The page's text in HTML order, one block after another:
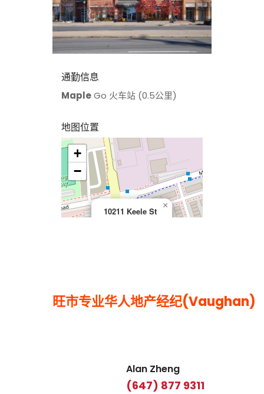
通勤信息
MapleGo 火车站 (0.5公里)
地图位置
10211 Keele St
×
+
−
旺市专业华人地产经纪(Vaughan)
Alan Zheng
(647) 877 9311